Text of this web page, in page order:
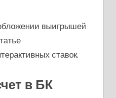
выигрышей
ставок.
в БК